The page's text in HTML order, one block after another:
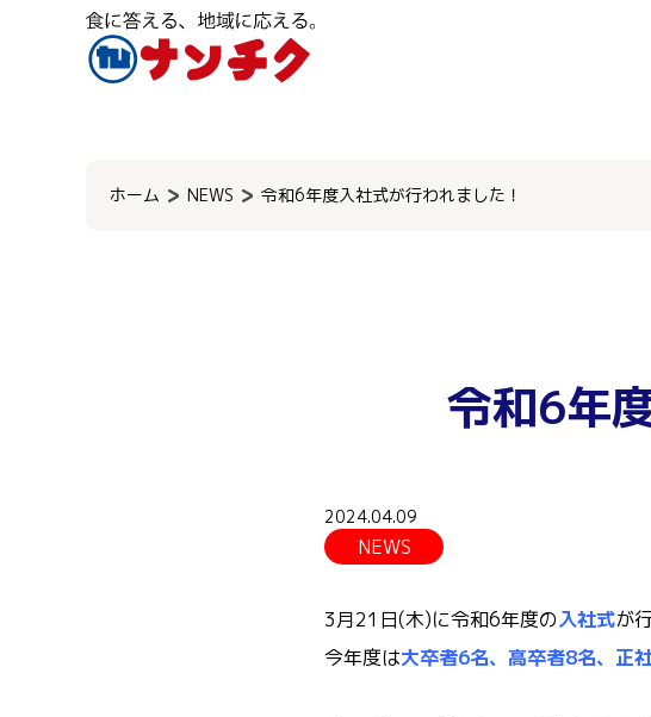
ホーム NEWS 令和6年度入社式が行われました！
令和6年
2024.04.09
NEWS
3月21日(木)に令和6年度の入社式が
今年度は大卒者6名、高卒者8名、正